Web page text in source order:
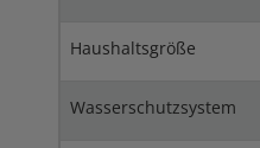
Haushaltsgröße
Wasserschutzsystem